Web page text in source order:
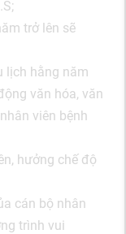
trở lên sẽ
lịch hằng năm
văn hóa, văn
viên bệnh
hưởng chế độ
cán bộ nhân
trình vui